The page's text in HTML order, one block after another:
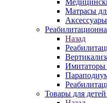
Матрасы
Назад
Имитаторы
Товары для